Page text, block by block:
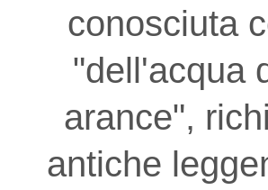
conosciuta
"dell'acqua
arance",
antiche